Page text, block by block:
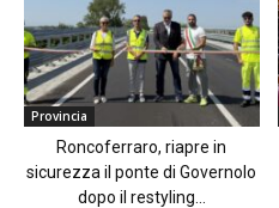
Provincia
Roncoferraro, riapre in
sicurezza il ponte di Governolo
dopo il restyling...